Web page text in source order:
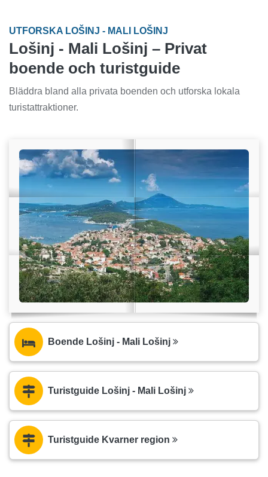
UTFORSKA LOŠINJ - MALI LOŠINJ
Lošinj - Mali Lošinj – Privat
boende och turistguide
Bläddra bland alla privata boenden och utforska lokala
turistattraktioner.
Boende Lošinj - Mali Lošinj
Turistguide Lošinj - Mali Lošinj
Turistguide Kvarner region